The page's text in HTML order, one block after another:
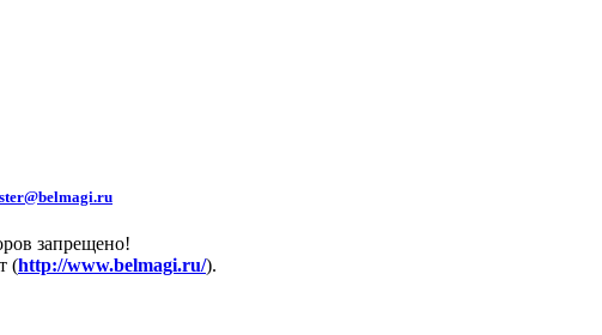
запрещено!
(http://www.belmagi.ru/).